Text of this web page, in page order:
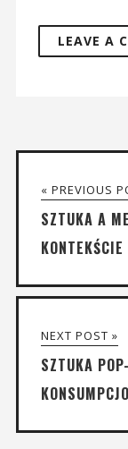
« PREVIOUS
SZTUKA A
NEXT POST »
SZTUKA